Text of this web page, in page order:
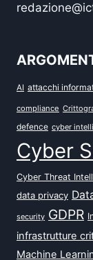
AI attacchi
compliance
defence cyber
Cyber
Cyber Threat
data privacy
security GDPR
infrastrutture
Machine